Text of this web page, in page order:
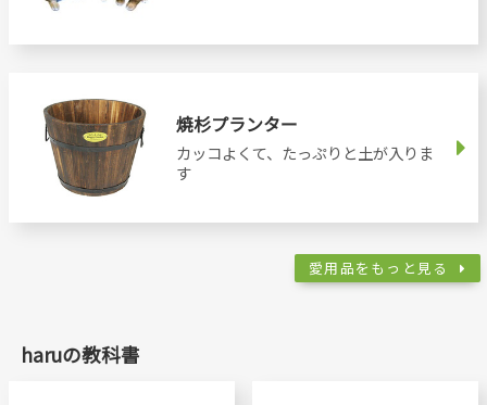
焼杉プランター
カッコよくて、たっぷりと土が入りま
す
愛用品をもっと見る
haruの教科書